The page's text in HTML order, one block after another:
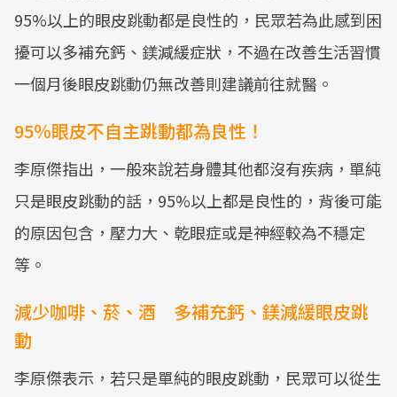
95%以上的眼皮跳動都是良性的，民眾若為此感到困
擾可以多補充鈣、鎂減緩症狀，不過在改善生活習慣
一個月後眼皮跳動仍無改善則建議前往就醫。
95％眼皮不自主跳動都為良性！
李原傑指出，一般來說若身體其他都沒有疾病，單純
只是眼皮跳動的話，95%以上都是良性的，背後可能
的原因包含，壓力大、乾眼症或是神經較為不穩定
等。
減少咖啡、菸、酒 多補充鈣、鎂減緩眼皮跳
動
李原傑表示，若只是單純的眼皮跳動，民眾可以從生